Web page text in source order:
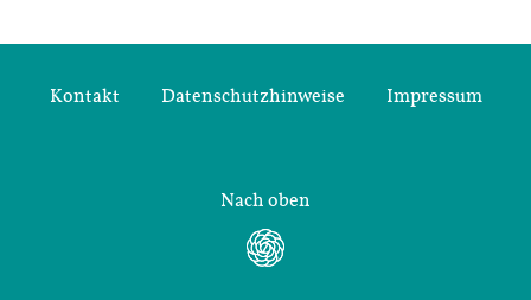
Kontakt Datenschutzhinweise Impressum
Nach oben